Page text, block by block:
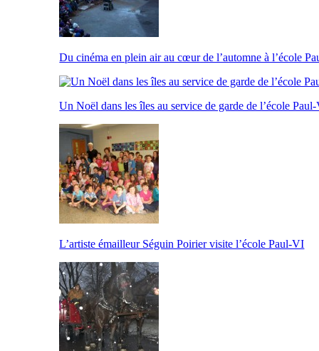
Du cinéma en plein air au cœur de l’automne à l’école
Un Noël dans les îles au service de garde de l’école
L’artiste émailleur Séguin Poirier visite l’école Paul-VI